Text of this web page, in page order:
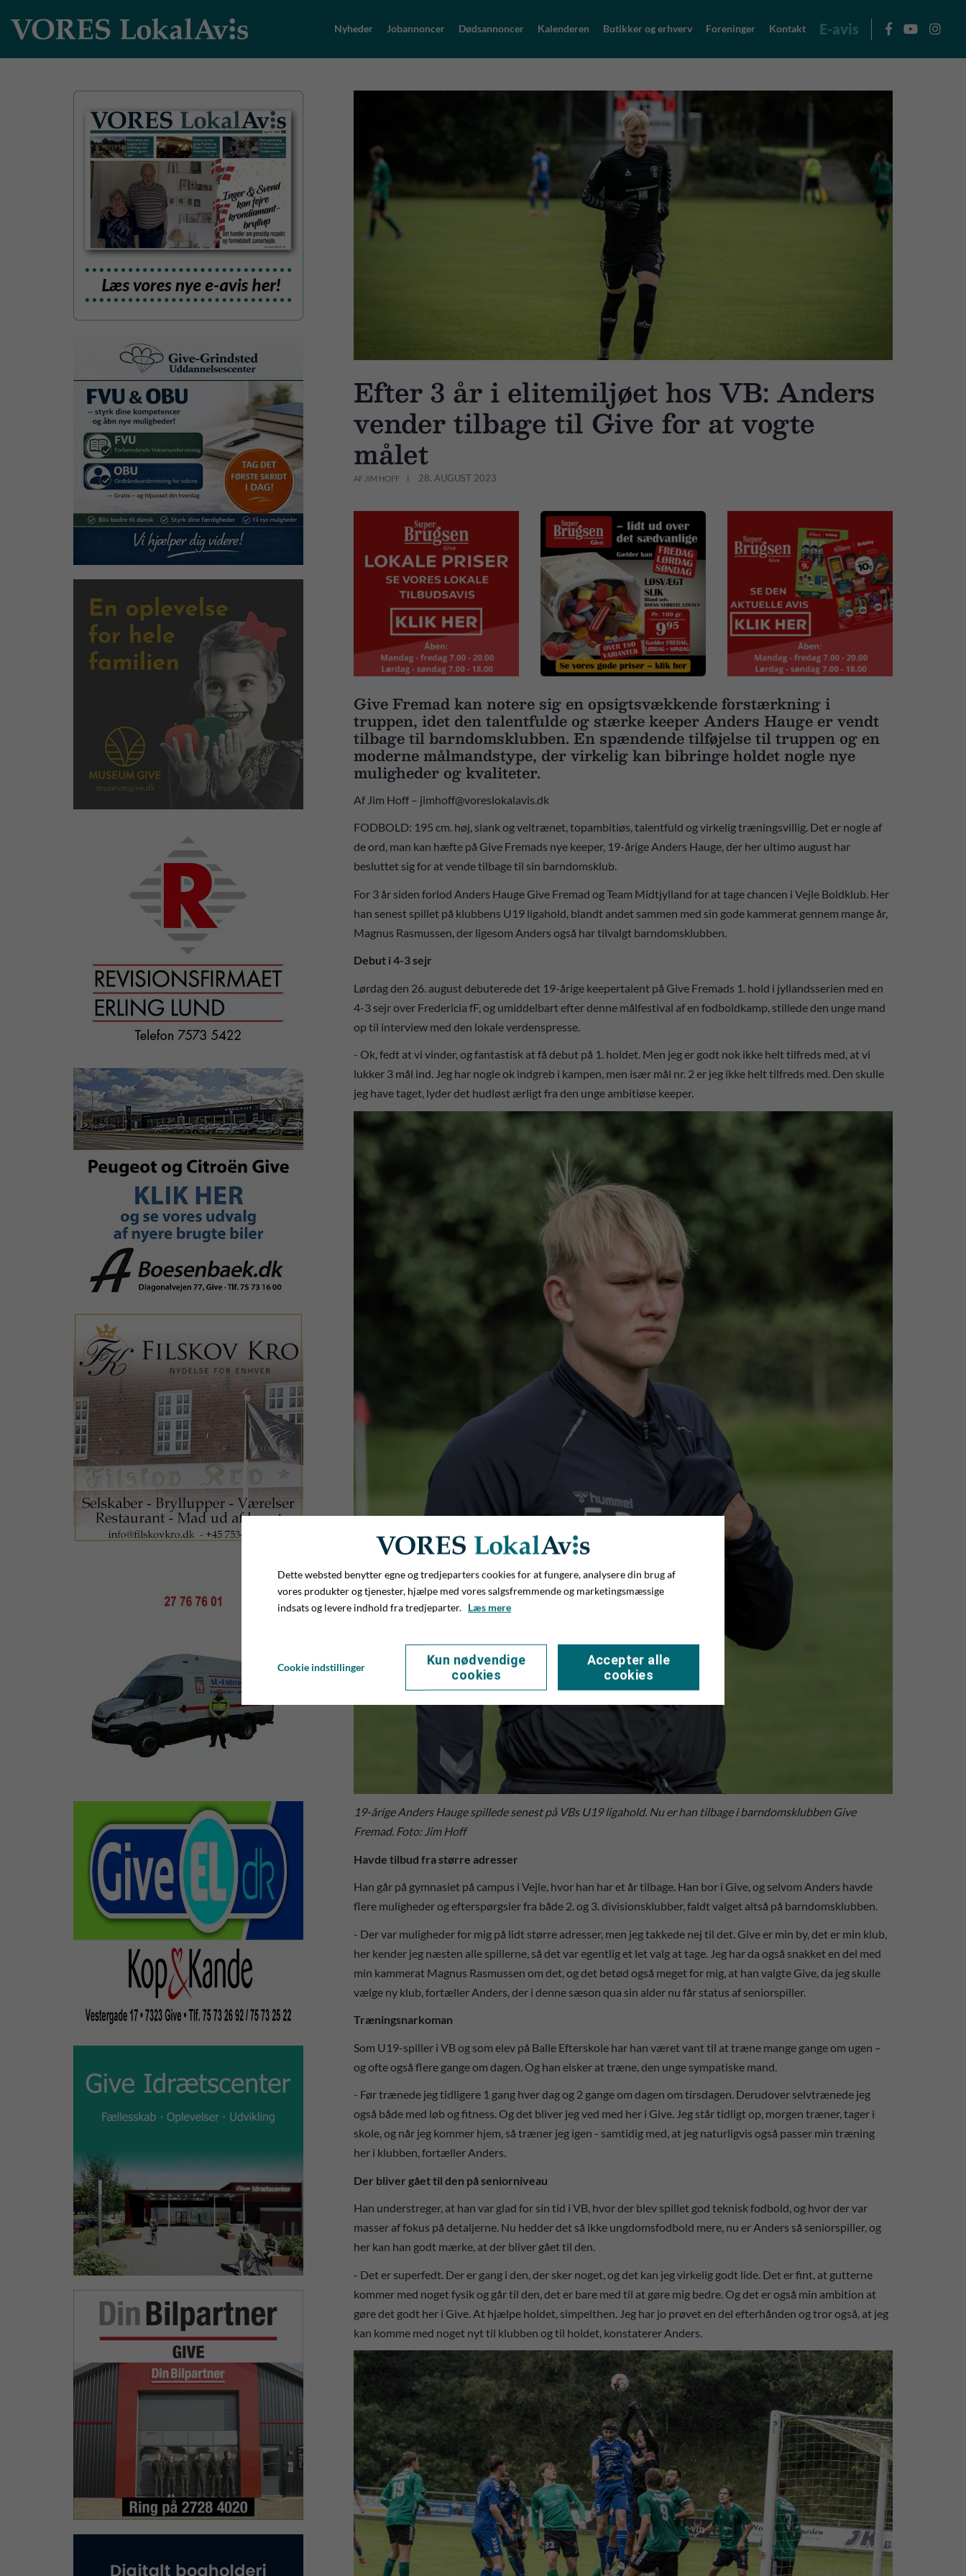
Nyheder Jobannoncer Dødsannoncer Kalenderen Butikker og erhverv Foreninger Kontakt E-avis
Efter 3 år i elitemiljøet hos VB: Anders
vender tilbage til Give for at vogte
målet
AF JIM HOFF 28. AUGUST 2023
Give Fremad kan notere sig en opsigtsvækkende forstærkning i
truppen, idet den talentfulde og stærke keeper Anders Hauge er vendt
tilbage til barndomsklubben. En spændende tilføjelse til truppen og en
moderne målmandstype, der virkelig kan bibringe holdet nogle nye
muligheder og kvaliteter.
Af Jim Hoff – jimhoff@voreslokalavis.dk
FODBOLD: 195 cm. høj, slank og veltrænet, topambitiøs, talentfuld og virkelig træningsvillig. Det er nogle af
de ord, man kan hæfte på Give Fremads nye keeper, 19-årige Anders Hauge, der her ultimo august har
besluttet sig for at vende tilbage til sin barndomsklub.
For 3 år siden forlod Anders Hauge Give Fremad og Team Midtjylland for at tage chancen i Vejle Boldklub. Her
han senest spillet på klubbens U19 ligahold, blandt andet sammen med sin gode kammerat gennem mange år,
Magnus Rasmussen, der ligesom Anders også har tilvalgt barndomsklubben.
Debut i 4-3 sejr
Lørdag den 26. august debuterede det 19-årige keepertalent på Give Fremads 1. hold i jyllandsserien med en
4-3 sejr over Fredericia fF, og umiddelbart efter denne målfestival af en fodboldkamp, stillede den unge mand
op til interview med den lokale verdenspresse.
- Ok, fedt at vi vinder, og fantastisk at få debut på 1. holdet. Men jeg er godt nok ikke helt tilfreds med, at vi
lukker 3 mål ind. Jeg har nogle ok indgreb i kampen, men især mål nr. 2 er jeg ikke helt tilfreds med. Den skulle
jeg have taget, lyder det hudløst ærligt fra den unge ambitiøse keeper.
19-årige Anders Hauge spillede senest på VBs U19 ligahold. Nu er han tilbage i barndomsklubben Give
Fremad. Foto: Jim Hoff
Havde tilbud fra større adresser
Han går på gymnasiet på campus i Vejle, hvor han har et år tilbage. Han bor i Give, og selvom Anders havde
flere muligheder og efterspørgsler fra både 2. og 3. divisionsklubber, faldt valget altså på barndomsklubben.
- Der var muligheder for mig på lidt større adresser, men jeg takkede nej til det. Give er min by, det er min klub,
her kender jeg næsten alle spillerne, så det var egentlig et let valg at tage. Jeg har da også snakket en del med
min kammerat Magnus Rasmussen om det, og det betød også meget for mig, at han valgte Give, da jeg skulle
vælge ny klub, fortæller Anders, der i denne sæson qua sin alder nu får status af seniorspiller.
Træningsnarkoman
Som U19-spiller i VB og som elev på Balle Efterskole har han været vant til at træne mange gange om ugen –
og ofte også flere gange om dagen. Og han elsker at træne, den unge sympatiske mand.
- Før trænede jeg tidligere 1 gang hver dag og 2 gange om dagen om tirsdagen. Derudover selvtrænede jeg
også både med løb og fitness. Og det bliver jeg ved med her i Give. Jeg står tidligt op, morgen træner, tager i
skole, og når jeg kommer hjem, så træner jeg igen - samtidig med, at jeg naturligvis også passer min træning
her i klubben, fortæller Anders.
Der bliver gået til den på seniorniveau
Han understreger, at han var glad for sin tid i VB, hvor der blev spillet god teknisk fodbold, og hvor der var
masser af fokus på detaljerne. Nu hedder det så ikke ungdomsfodbold mere, nu er Anders så seniorspiller, og
her kan han godt mærke, at der bliver gået til den.
- Det er superfedt. Der er gang i den, der sker noget, og det kan jeg virkelig godt lide. Det er fint, at gutterne
kommer med noget fysik og går til den, det er bare med til at gøre mig bedre. Og det er også min ambition at
gøre det godt her i Give. At hjælpe holdet, simpelthen. Jeg har jo prøvet en del efterhånden og tror også, at jeg
kan komme med noget nyt til klubben og til holdet, konstaterer Anders.
Dette websted benytter egne og tredjeparters cookies for at fungere, analysere din brug af
vores produkter og tjenester, hjælpe med vores salgsfremmende og marketingsmæssige
indsats og levere indhold fra tredjeparter. Læs mere
Cookie indstillinger
Kun nødvendige
cookies
Accepter alle
cookies